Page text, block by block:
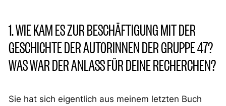
1. WIE KAM ES ZUR BESCHÄFTIGUNG MIT DER
GESCHICHTE DER AUTORINNEN DER GRUPPE 47?
WAS WAR DER ANLASS FÜR DEINE RECHERCHEN?
Sie hat sich eigentlich aus meinem letzten Buch